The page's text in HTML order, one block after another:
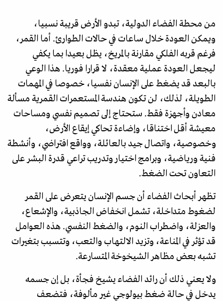
من محطة الفضاء الدولية، تبدو الأرض قريبة نسبيا،
ويمكن العودة خلال ساعات في حالات الطوارئ. أما القمر،
فرغم قربه الفلكي مقارنة بالمريخ، يظل بعيدا بما يكفي
ليجعل العودة عملية معقدة، لا قرارا فوريا. هذا الوعي
بالبعد قد يضغط على الإنسان نفسيا، خصوصا في المهمات
الطويلة، لذلك، لن تكون هندسة المستعمرات القمرية مسألة
معادن وأجهزة فقط. ستحتاج إلى تصميم نفسي ومساحات
معيشة أقل اختناقا، وإضاءة تحاكي إيقاع الأرض،
وخصوصية، واتصال جيد بالعائلة، وواقع افتراضي، وأنشطة
فنية ورياضية، وبرامج اختيار وتدريب تراعي قدرة البشر على
التعاون تحت الضغط.
تظهر أبحاث الفضاء أن جسم الإنسان يتعرض على القمر
لضغوط متداخلة، تشمل انخفاض الجاذبية، والإشعاع،
والعزلة، واضطراب النوم، والضغط النفسي. هذه العوامل
قد تؤثر في المناعة، وتزيد الالتهاب والتعب، وتتسبب بتغيرات
تشبه بعض مظاهر الشيخوخة المتسارعة.
ولا يعني ذلك أن رائد الفضاء يشيخ فجأة، بل إن جسمه
يدخل في حالة ضغط بيولوجي غير مألوفة، فتضعف